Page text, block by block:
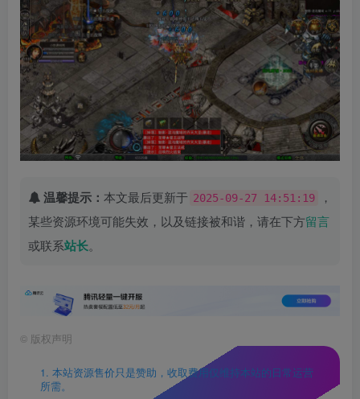
温馨提示： 本文最后更新于 2025-09-27 14:51:19
，
某些资源环境可能失效，以及链接被和谐，请在下方留言
或联系站长。
© 版权声明
1. 本站资源售价只是赞助，收取费用仅维持本站的日常运营
所需。